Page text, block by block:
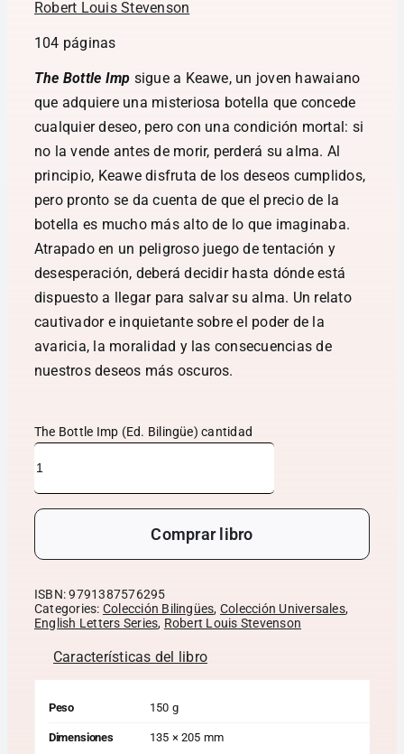
Robert Louis Stevenson
104 páginas
The Bottle Imp sigue a Keawe, un joven hawaiano
que adquiere una misteriosa botella que concede
cualquier deseo, pero con una condición mortal: si
no la vende antes de morir, perderá su alma. Al
principio, Keawe disfruta de los deseos cumplidos,
pero pronto se da cuenta de que el precio de la
botella es mucho más alto de lo que imaginaba.
Atrapado en un peligroso juego de tentación y
desesperación, deberá decidir hasta dónde está
dispuesto a llegar para salvar su alma. Un relato
cautivador e inquietante sobre el poder de la
avaricia, la moralidad y las consecuencias de
nuestros deseos más oscuros.
The Bottle Imp (Ed. Bilingüe) cantidad
Comprar libro
ISBN:9791387576295
Categories: Colección Bilingües, Colección Universales,
English Letters Series, Robert Louis Stevenson
Características del libro
Peso 150 g
Dimensiones 135 × 205 mm